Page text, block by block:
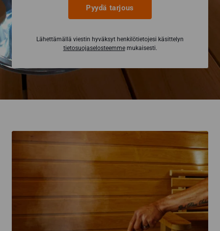
Pyydä tarjous
Lähettämällä viestin hyväksyt henkilötietojesi käsittelyn
tietosuojaselosteemmemukaisesti.